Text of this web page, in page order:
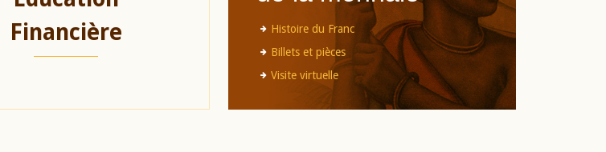
Financière
Histoire du Franc
Billets et pièces
Visite virtuelle